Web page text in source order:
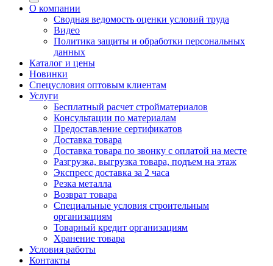
О компании
Сводная ведомость оценки условий труда
Видео
Политика защиты и обработки персональных
данных
Каталог и цены
Новинки
Спецусловия оптовым клиентам
Услуги
Бесплатный расчет стройматериалов
Консультации по материалам
Предоставление сертификатов
Доставка товара
Доставка товара по звонку с оплатой на месте
Разгрузка, выгрузка товара, подъем на этаж
Экспресс доставка за 2 часа
Резка металла
Возврат товара
Специальные условия строительным
организациям
Товарный кредит организациям
Хранение товара
Условия работы
Контакты